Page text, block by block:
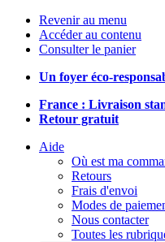
Revenir au menu
Accéder au contenu
Consulter le panier
Un foyer éco-
France : Livraison
Retour gratuit
Aide
Où est ma
Retours
Frais d'envoi
Modes de
Nous contacter
Toutes les